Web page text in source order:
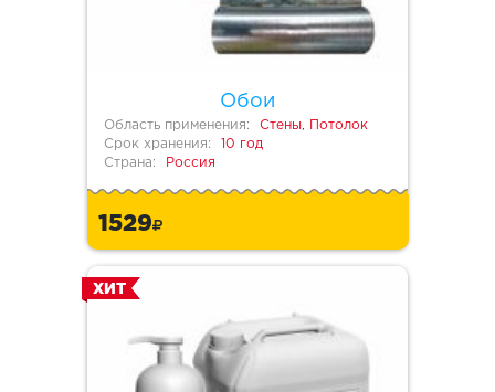
Обои
Область применения:
Стены, Потолок
Срок хранения:
10 год
Страна:
Россия
1529
ХИТ